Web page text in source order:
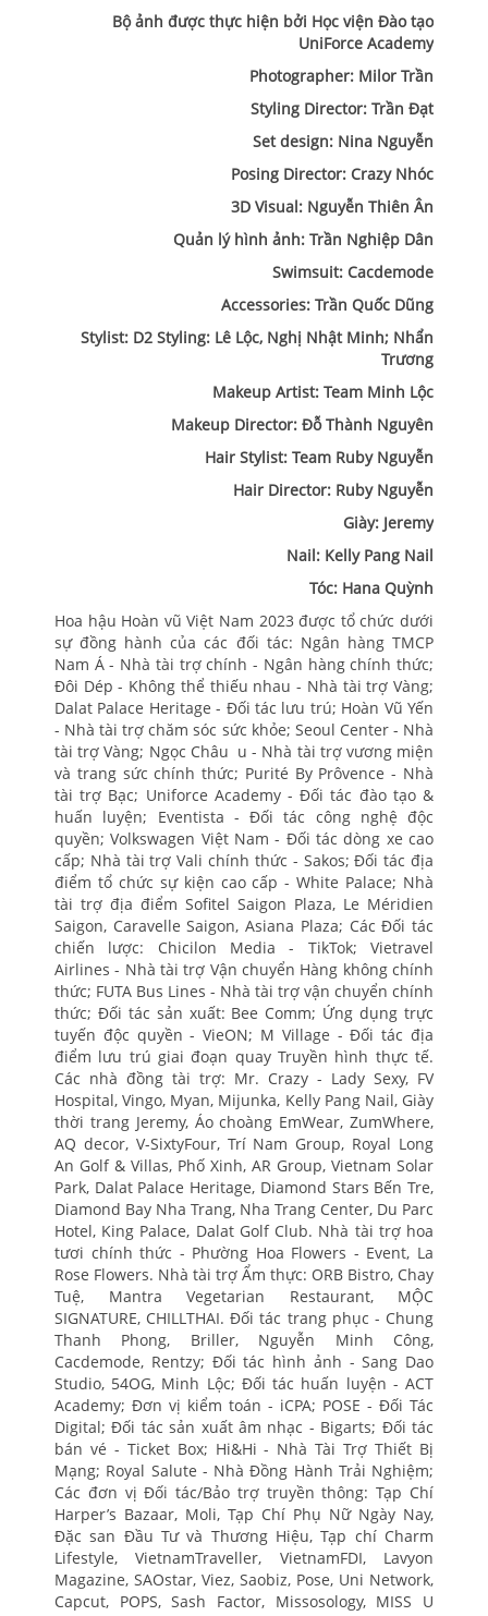
Bộ ảnh được thực hiện bởi Học viện Đào tạo
UniForce Academy
Photographer: Milor Trần
Styling Director: Trần Đạt
Set design: Nina Nguyễn
Posing Director: Crazy Nhóc
3D Visual: Nguyễn Thiên Ân
Quản lý hình ảnh: Trần Nghiệp Dân
Swimsuit: Cacdemode
Accessories: Trần Quốc Dũng
Stylist: D2 Styling: Lê Lộc, Nghị Nhật Minh; Nhẩn
Trương
Makeup Artist: Team Minh Lộc
Makeup Director: Đỗ Thành Nguyên
Hair Stylist: Team Ruby Nguyễn
Hair Director: Ruby Nguyễn
Giày: Jeremy
Nail: Kelly Pang Nail
Tóc: Hana Quỳnh
Hoa hậu Hoàn vũ Việt Nam 2023 được tổ chức dưới
sự đồng hành của các đối tác: Ngân hàng TMCP
Nam Á - Nhà tài trợ chính - Ngân hàng chính thức;
Đôi Dép - Không thể thiếu nhau - Nhà tài trợ Vàng;
Dalat Palace Heritage - Đối tác lưu trú; Hoàn Vũ Yến
- Nhà tài trợ chăm sóc sức khỏe; Seoul Center - Nhà
tài trợ Vàng; Ngọc Châu u - Nhà tài trợ vương miện
và trang sức chính thức; Purité By Prôvence - Nhà
tài trợ Bạc; Uniforce Academy - Đối tác đào tạo &
huấn luyện; Eventista - Đối tác công nghệ độc
quyền; Volkswagen Việt Nam - Đối tác dòng xe cao
cấp; Nhà tài trợ Vali chính thức - Sakos; Đối tác địa
điểm tổ chức sự kiện cao cấp - White Palace; Nhà
tài trợ địa điểm Sofitel Saigon Plaza, Le Méridien
Saigon, Caravelle Saigon, Asiana Plaza; Các Đối tác
chiến lược: Chicilon Media - TikTok; Vietravel
Airlines - Nhà tài trợ Vận chuyển Hàng không chính
thức; FUTA Bus Lines - Nhà tài trợ vận chuyển chính
thức; Đối tác sản xuất: Bee Comm; Ứng dụng trực
tuyến độc quyền - VieON; M Village - Đối tác địa
điểm lưu trú giai đoạn quay Truyền hình thực tế.
Các nhà đồng tài trợ: Mr. Crazy - Lady Sexy, FV
Hospital, Vingo, Myan, Mijunka, Kelly Pang Nail, Giày
thời trang Jeremy, Áo choàng EmWear, ZumWhere,
AQ decor, V-SixtyFour, Trí Nam Group, Royal Long
An Golf & Villas, Phố Xinh, AR Group, Vietnam Solar
Park, Dalat Palace Heritage, Diamond Stars Bến Tre,
Diamond Bay Nha Trang, Nha Trang Center, Du Parc
Hotel, King Palace, Dalat Golf Club. Nhà tài trợ hoa
tươi chính thức - Phường Hoa Flowers - Event, La
Rose Flowers. Nhà tài trợ Ẩm thực: ORB Bistro, Chay
Tuệ, Mantra Vegetarian Restaurant, MỘC
SIGNATURE, CHILLTHAI. Đối tác trang phục - Chung
Thanh Phong, Briller, Nguyễn Minh Công,
Cacdemode, Rentzy; Đối tác hình ảnh - Sang Dao
Studio, 54OG, Minh Lộc; Đối tác huấn luyện - ACT
Academy; Đơn vị kiểm toán - iCPA; POSE - Đối Tác
Digital; Đối tác sản xuất âm nhạc - Bigarts; Đối tác
bán vé - Ticket Box; Hi&Hi - Nhà Tài Trợ Thiết Bị
Mạng; Royal Salute - Nhà Đồng Hành Trải Nghiệm;
Các đơn vị Đối tác/Bảo trợ truyền thông: Tạp Chí
Harper’s Bazaar, Moli, Tạp Chí Phụ Nữ Ngày Nay,
Đặc san Đầu Tư và Thương Hiệu, Tạp chí Charm
Lifestyle, VietnamTraveller, VietnamFDI, Lavyon
Magazine, SAOstar, Viez, Saobiz, Pose, Uni Network,
Capcut, POPS, Sash Factor, Missosology, MISS U